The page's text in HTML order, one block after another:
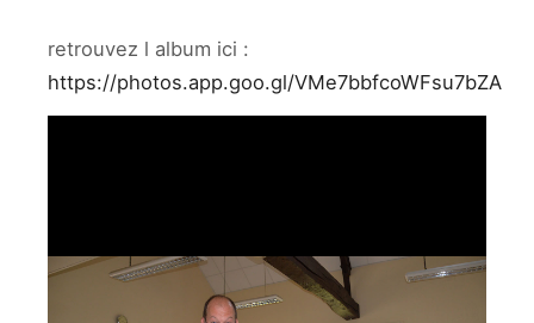
retrouvez l album ici :
https://photos.app.goo.gl/VMe7bbfcoWFsu7bZA